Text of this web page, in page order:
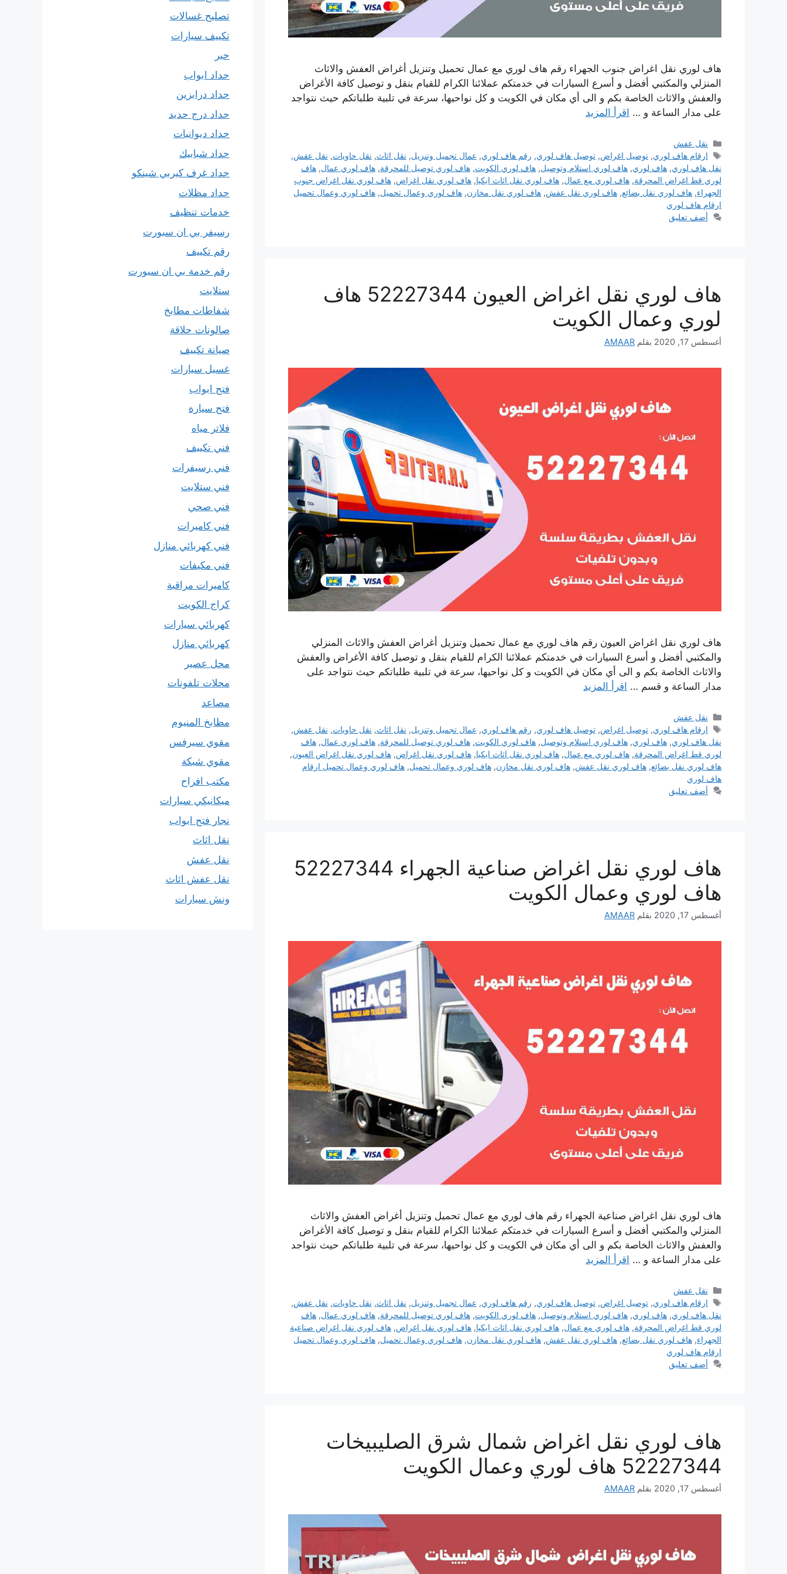
هاف لوري نقل اغراض جنوب الجهراء رقم هاف لوري مع عمال تحميل وتنزيل أغراض العفش والاثاث
المنزلي والمكتبي أفضل و أسرع السيارات في خدمتكم عملائنا الكرام للقيام بنقل و توصيل كافة الأغراض
والعفش والاثاث الخاصة بكم و الى أي مكان في الكويت و كل نواحيها، سرعة في تلبية طلباتكم حيث نتواجد
على مدار الساعة و … اقرأ المزيد
التصنيفات
نقل عفش
الوسوم
ارقام هاف لوري,توصيل اغراض,توصيل هاف لوري, رقم هاف لوري, عمال تجميل وتنزيل, نقل اثاث, نقل حاويات, نقل عفش,
نقل هاف لوري, هاف لوري, هاف لوري استلام وتوصيل, هاف لوري الكويت, هاف لوري توصيل للمحرقة, هاف لوري عمال, هاف
لوري قط اغراض المحرقة, هاف لوري مع عمال, هاف لوري نقل اثاث ايكيا, هاف لوري نقل اغراض, هاف لوري نقل اغراض جنوب
الجهراء, هاف لوري نقل بضائع, هاف لوري نقل عفش, هاف لوري نقل مخازن, هاف لوري وعمال تحميل, هاف لوري وعمال تحميل
ارقام هاف لوري
أضف تعليق
هاف لوري نقل اغراض العيون 52227344 هاف
لوري وعمال الكويت
أغسطس 17, 2020 بقلم AMAAR
هاف لوري نقل اغراض العيون رقم هاف لوري مع عمال تحميل وتنزيل أغراض العفش والاثاث المنزلي
والمكتبي أفضل و أسرع السيارات في خدمتكم عملائنا الكرام للقيام بنقل و توصيل كافة الأغراض والعفش
والاثاث الخاصة بكم و الى أي مكان في الكويت و كل نواحيها، سرعة في تلبية طلباتكم حيث نتواجد على
مدار الساعة و قسم … اقرأ المزيد
التصنيفات
نقل عفش
الوسوم
ارقام هاف لوري,توصيل اغراض,توصيل هاف لوري, رقم هاف لوري, عمال تجميل وتنزيل, نقل اثاث, نقل حاويات, نقل عفش,
نقل هاف لوري, هاف لوري, هاف لوري استلام وتوصيل, هاف لوري الكويت, هاف لوري توصيل للمحرقة, هاف لوري عمال, هاف
لوري قط اغراض المحرقة, هاف لوري مع عمال, هاف لوري نقل اثاث ايكيا, هاف لوري نقل اغراض, هاف لوري نقل اغراض العيون,
هاف لوري نقل بضائع, هاف لوري نقل عفش, هاف لوري نقل مخازن, هاف لوري وعمال تحميل, هاف لوري وعمال تحميل ارقام
هاف لوري
أضف تعليق
هاف لوري نقل اغراض صناعية الجهراء 52227344
هاف لوري وعمال الكويت
أغسطس 17, 2020 بقلم AMAAR
هاف لوري نقل اغراض صناعية الجهراء رقم هاف لوري مع عمال تحميل وتنزيل أغراض العفش والاثاث
المنزلي والمكتبي أفضل و أسرع السيارات في خدمتكم عملائنا الكرام للقيام بنقل و توصيل كافة الأغراض
والعفش والاثاث الخاصة بكم و الى أي مكان في الكويت و كل نواحيها، سرعة في تلبية طلباتكم حيث نتواجد
على مدار الساعة و … اقرأ المزيد
التصنيفات
نقل عفش
الوسوم
ارقام هاف لوري,توصيل اغراض,توصيل هاف لوري, رقم هاف لوري, عمال تجميل وتنزيل, نقل اثاث, نقل حاويات, نقل عفش,
نقل هاف لوري, هاف لوري, هاف لوري استلام وتوصيل, هاف لوري الكويت, هاف لوري توصيل للمحرقة, هاف لوري عمال, هاف
لوري قط اغراض المحرقة, هاف لوري مع عمال, هاف لوري نقل اثاث ايكيا, هاف لوري نقل اغراض, هاف لوري نقل اغراض صناعية
الجهراء, هاف لوري نقل بضائع, هاف لوري نقل عفش, هاف لوري نقل مخازن, هاف لوري وعمال تحميل, هاف لوري وعمال تحميل
ارقام هاف لوري
أضف تعليق
هاف لوري نقل اغراض شمال شرق الصليبيخات
52227344 هاف لوري وعمال الكويت
أغسطس 17, 2020 بقلم AMAAR
تصليح غسالات
تكييف سيارات
حبر
حداد ابواب
حداد درابزين
حداد درج حديد
حداد ديوانيات
حداد شبابيك
حداد غرف كيربي شينكو
حداد مظلات
خدمات تنظيف
رسيفر بي ان سبورت
رقم تكييف
رقم خدمة بي ان سبورت
ستلايت
شفاطات مطابخ
صالونات حلاقة
صيانة تكييف
غسيل سيارات
فتح ابواب
فتح سيارة
فلاتر مياه
فني تكييف
فني رسيفرات
فني ستلايت
فني صحي
فني كاميرات
فني كهربائي منازل
فني مكيفات
كاميرات مراقبة
كراج الكويت
كهربائي سيارات
كهربائي منازل
محل عصير
محلات تلفونات
مصاعد
مطابخ المنيوم
مقوي سيرفس
مقوي شبكة
مكتب افراح
ميكانيكي سيارات
نجار فتح ابواب
نقل اثاث
نقل عفش
نقل عفش اثاث
ونش سيارات